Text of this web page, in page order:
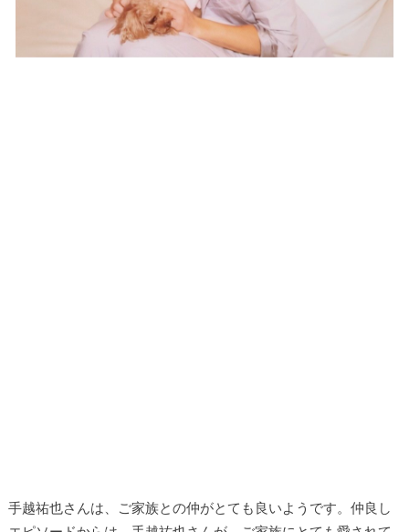
手越祐也さんは、ご家族との仲がとても良いようです。仲良し